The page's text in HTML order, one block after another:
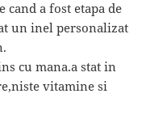
a fost etapa de
un inel personalizat
cu mana.a stat in
vitamine si